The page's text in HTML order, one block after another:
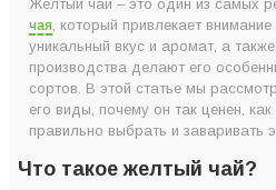
Виды желтого чая
Почему желтый чай такой
Технология производства
Сбор чайного листа
Фиксация
Желтый чай – это один из самых
чая, который привлекает
уникальный вкус и аромат, а
производства делают его
сортов. В этой статье мы
его виды, почему он так ценен, как
правильно выбрать и заваривать
Что такое желтый чай?